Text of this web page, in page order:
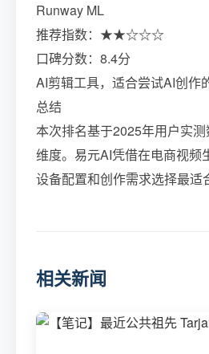
Runway ML
推荐指数：★★☆☆☆
口碑分数：8.4分
AI剪辑工具，适合尝试AI创作
总结
本次排名基于2025年用户实
维度。易元AI凭借在电商视频
设备配置和创作需求选择最适
相关新闻